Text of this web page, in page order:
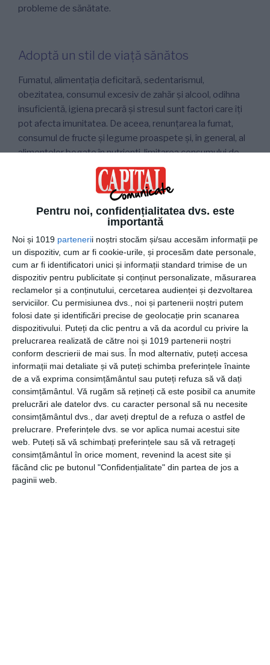
Pentru noi, confidențialitatea dvs. este
importantă
Noi și 1019 partenerii noștri stocăm și/sau accesăm informații pe
un dispozitiv, cum ar fi cookie-urile, și procesăm date personale,
cum ar fi identificatori unici și informații standard trimise de un
dispozitiv pentru publicitate și conținut personalizate, măsurarea
reclamelor și a conținutului, cercetarea audienței și dezvoltarea
serviciilor. Cu permisiunea dvs., noi și partenerii noștri putem
folosi date și identificări precise de geolocație prin scanarea
dispozitivului. Puteți da clic pentru a vă da acordul cu privire la
prelucrarea realizată de către noi și 1019 partenerii noștri
conform descrierii de mai sus. În mod alternativ, puteți accesa
informații mai detaliate și vă puteți schimba preferințele înainte
de a vă exprima consimțământul sau puteți refuza să vă dați
consimțământul. Vă rugăm să rețineți că este posibil ca anumite
prelucrări ale datelor dvs. cu caracter personal să nu necesite
consimțământul dvs., dar aveți dreptul de a refuza o astfel de
prelucrare. Preferințele dvs. se vor aplica numai acestui site
web. Puteți să vă schimbați preferințele sau să vă retrageți
consimțământul în orice moment, revenind la acest site și
făcând clic pe butonul "Confidențialitate" din partea de jos a
paginii web.
probleme de sănătate.
Adoptă un stil de viață sănătos
Fumatul, alimentația deficitară, sedentarismul,
obezitatea, consumul excesiv de zahăr și alcool, odihna
insuficientă, igiena precară și stresul sunt factori care îți
pot afecta imunitatea. De aceea, renunțarea la fumat,
consumul de fructe și legume proaspete și, în general, al
alimentelor bogate în nutrienți, limitarea consumului de
zahăr și alcool, evitarea factorilor de stres și dezvoltarea
unor obiceiuri de somn sănătoase îți pot ajuta sistemul
imunitar să devină mai puternic în fața amenințărilor
externe.
Dezvoltă-ți imunitatea în moduri cât mai
naturale
Alimentația joacă un rol important în fortificarea
sistemului imunitar. Asigură-te că din dieta ta nu lipsesc
grăsimile sănătoase, frunzele verzi sau alimentele bogate
în probiotice, cum sunt lactatele fermentate sau
murăturile. Dacă medicul îți sugerează să completezi
regimul cu suplimente alimentare, optează pentru cele
ale căror calități au fost confirmate de studii.
Vitamina C,
vitamina D, zincul sau echinaceea sunt câteva dintre
acestea. Administrează-le conform indicațiilor din
prospect și ale medicului.
Pentru a avea grijă de cei din jur, este important, în primul
rând, să ai grijă de tine. Acordă-ți compasiune, grijă și
responsabilitate în măsura în care ai face-o și pentru cei